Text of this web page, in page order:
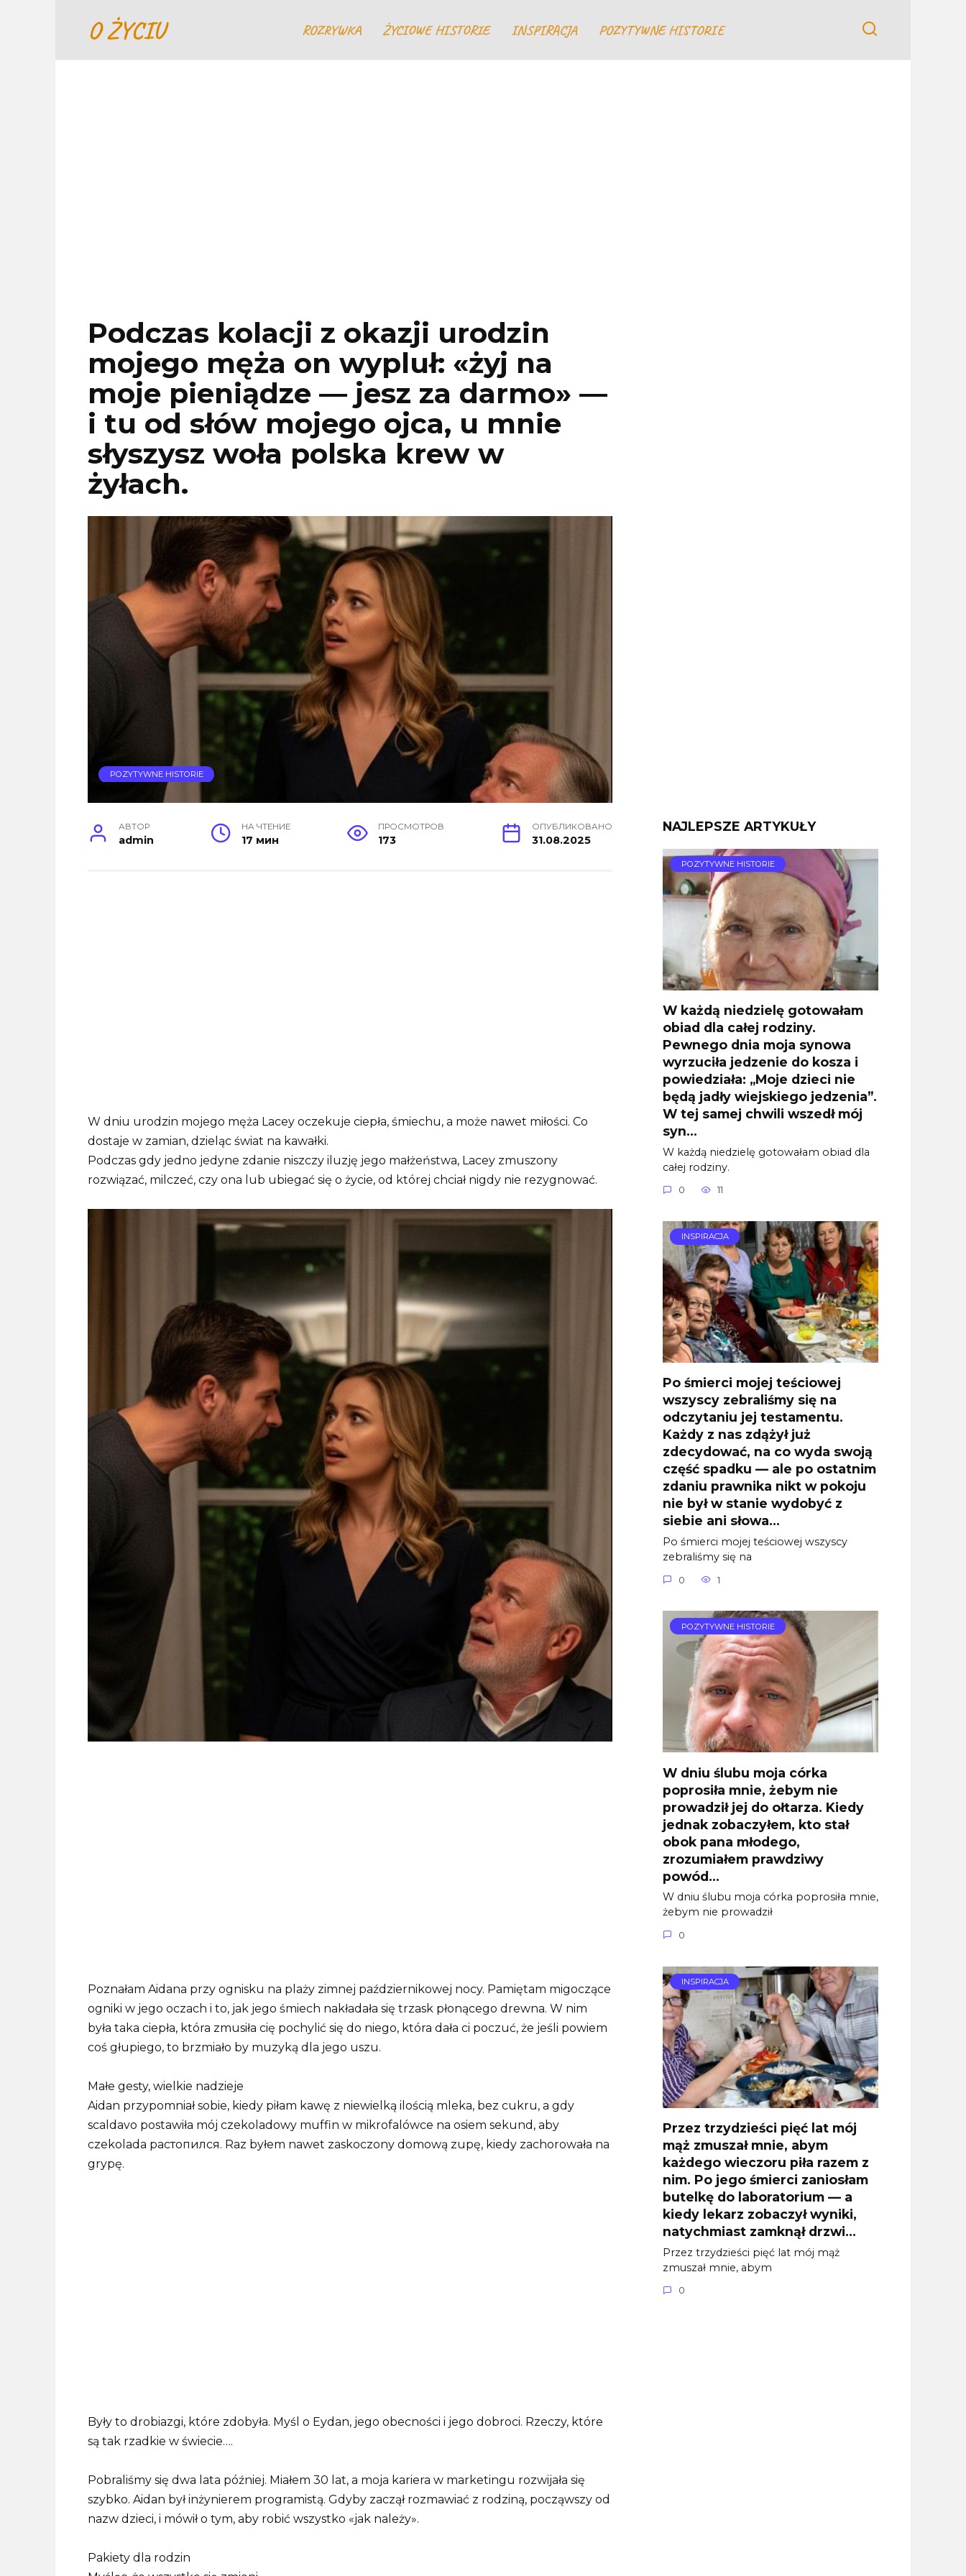
O ŻYCIU ROZRYWKA ŻYCIOWE HISTORIE INSPIRACJA POZYTYWNE HISTORIE
Podczas kolacji z okazji urodzin
mojego męża on wypluł: «żyj na
moje pieniądze — jesz za darmo» —
i tu od słów mojego ojca, u mnie
słyszysz woła polska krew w
żyłach.
POZYTYWNE HISTORIE
АВТОР
admin
НА ЧТЕНИЕ
17 мин
ПРОСМОТРОВ
173
ОПУБЛИКОВАНО
31.08.2025
W dniu urodzin mojego męża Lacey oczekuje ciepła, śmiechu, a może nawet miłości. Co
dostaje w zamian, dzieląc świat na kawałki.
Podczas gdy jedno jedyne zdanie niszczy iluzję jego małżeństwa, Lacey zmuszony
rozwiązać, milczeć, czy ona lub ubiegać się o życie, od której chciał nigdy nie rezygnować.
Poznałam Aidana przy ognisku na plaży zimnej październikowej nocy. Pamiętam migoczące
ogniki w jego oczach i to, jak jego śmiech nakładała się trzask płonącego drewna. W nim
była taka ciepła, która zmusiła cię pochylić się do niego, która dała ci poczuć, że jeśli powiem
coś głupiego, to brzmiało by muzyką dla jego uszu.
Małe gesty, wielkie nadzieje
Aidan przypomniał sobie, kiedy piłam kawę z niewielką ilością mleka, bez cukru, a gdy
scaldavo postawiła mój czekoladowy muffin w mikrofalówce na osiem sekund, aby
czekolada растопился. Raz byłem nawet zaskoczony domową zupę, kiedy zachorowała na
grypę.
Były to drobiazgi, które zdobyła. Myśl o Eydan, jego obecności i jego dobroci. Rzeczy, które
są tak rzadkie w świecie….
Pobraliśmy się dwa lata później. Miałem 30 lat, a moja kariera w marketingu rozwijała się
szybko. Aidan był inżynierem programistą. Gdyby zaczął rozmawiać z rodziną, począwszy od
nazw dzieci, i mówił o tym, aby robić wszystko «jak należy».
Pakiety dla rodzin
NAJLEPSZE ARTYKUŁY
POZYTYWNE HISTORIE
W każdą niedzielę gotowałam
obiad dla całej rodziny.
Pewnego dnia moja synowa
wyrzuciła jedzenie do kosza i
powiedziała: „Moje dzieci nie
będą jadły wiejskiego jedzenia”.
W tej samej chwili wszedł mój
syn…
W każdą niedzielę gotowałam obiad dla
całej rodziny.
0 11
INSPIRACJA
Po śmierci mojej teściowej
wszyscy zebraliśmy się na
odczytaniu jej testamentu.
Każdy z nas zdążył już
zdecydować, na co wyda swoją
część spadku — ale po ostatnim
zdaniu prawnika nikt w pokoju
nie był w stanie wydobyć z
siebie ani słowa…
Po śmierci mojej teściowej wszyscy
zebraliśmy się na
0 1
POZYTYWNE HISTORIE
W dniu ślubu moja córka
poprosiła mnie, żebym nie
prowadził jej do ołtarza. Kiedy
jednak zobaczyłem, kto stał
obok pana młodego,
zrozumiałem prawdziwy
powód…
W dniu ślubu moja córka poprosiła mnie,
żebym nie prowadził
0
INSPIRACJA
Przez trzydzieści pięć lat mój
mąż zmuszał mnie, abym
każdego wieczoru piła razem z
nim. Po jego śmierci zaniosłam
butelkę do laboratorium — a
kiedy lekarz zobaczył wyniki,
natychmiast zamknął drzwi…
Przez trzydzieści pięć lat mój mąż
zmuszał mnie, abym
0